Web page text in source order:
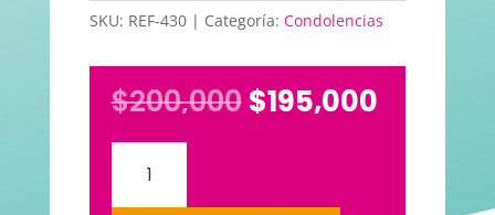
SKU: REF-430 Categoría: Condolencias
$200,000 El
precio
$200,000.
$195,000El
cantidad